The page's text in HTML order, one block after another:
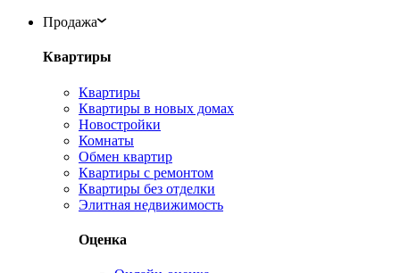
Продажа
Квартиры
Квартиры
Квартиры в новых домах
Новостройки
Комнаты
Обмен квартир
Квартиры с ремонтом
Квартиры без отделки
Элитная недвижимость
Оценка